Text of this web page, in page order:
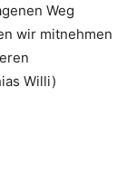
Weg
wir mitnehmen
Willi)